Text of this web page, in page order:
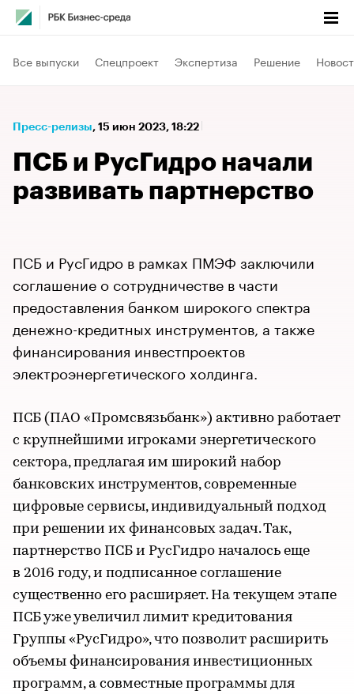
Все выпуски Спецпроект Экспертиза Решение
Пресс-релизы⁠, 15 июн 2023, 18:22
ПСБ и РусГидро начали
развивать партнерство
ПСБ и РусГидро в рамках ПМЭФ заключили
соглашение о сотрудничестве в части
предоставления банком широкого спектра
денежно-кредитных инструментов, а также
финансирования инвестпроектов
электроэнергетического холдинга.
ПСБ (ПАО «Промсвязьбанк») активно работает
с крупнейшими игроками энергетического
сектора, предлагая им широкий набор
банковских инструментов, современные
цифровые сервисы, индивидуальный подход
при решении их финансовых задач. Так,
партнерство ПСБ и РусГидро началось еще
в 2016 году, и подписанное соглашение
существенно его расширяет. На текущем этапе
ПСБ уже увеличил лимит кредитования
Группы «РусГидро», что позволит расширить
объемы финансирования инвестиционных
программ, а совместные программы для